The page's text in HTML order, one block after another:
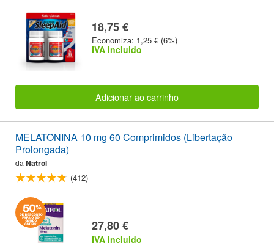
18,75 €
Economiza: 1,25 € (6%)
IVA incluido
Adicionar ao carrinho
MELATONINA 10 mg 60 Comprimidos (Libertação
Prolongada)
da Natrol
(412)
27,80 €
IVA incluido